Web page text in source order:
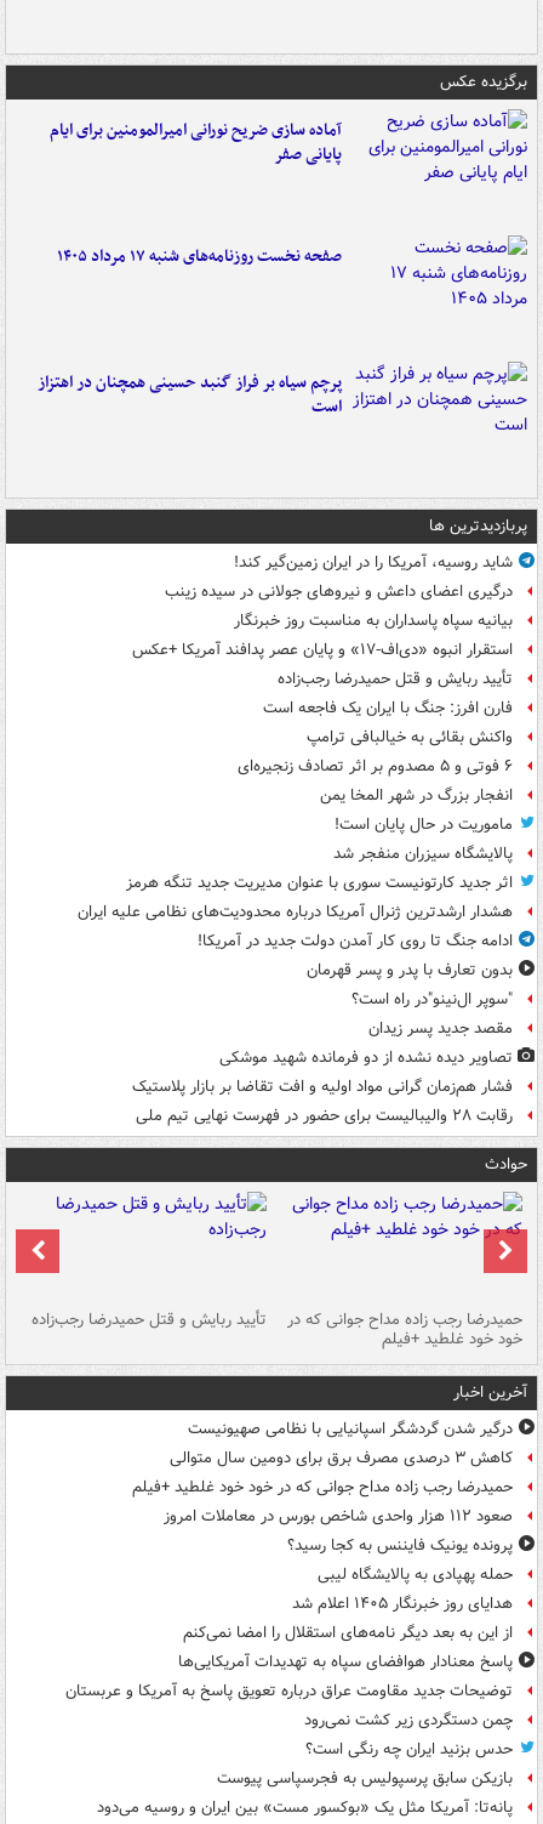
برگزیده عکس
آماده سازی ضریح نورانی امیرالمومنین برای ایام
پایانی صفر
صفحه نخست روزنامه‌های شنبه ۱۷ مرداد ۱۴۰۵
پرچم سیاه بر فراز گنبد حسینی همچنان در اهتزاز
است
پربازدیدترین ها
شاید روسیه، آمریکا را در ایران زمین‌گیر کند!
درگیری اعضای داعش و نیروهای جولانی در سیده زینب
بیانیه سپاه پاسداران به مناسبت روز خبرنگار
استقرار انبوه «دی‌اف‑۱۷» و پایان عصر پدافند آمریکا +عکس
تأیید ربایش و قتل حمیدرضا رجب‌زاده
فارن افرز: جنگ با ایران یک فاجعه است
واکنش بقائی به خیالبافی ترامپ
۶ فوتی و ۵ مصدوم بر اثر تصادف زنجیره‌ای
انفجار بزرگ در شهر المخا یمن
ماموریت در حال پایان است!
پالایشگاه سیزران منفجر شد
اثر جدید کارتونیست سوری با عنوان مدیریت جدید تنگه هرمز
هشدار ارشدترین ژنرال آمریکا درباره محدودیت‌های نظامی علیه ایران
ادامه جنگ تا روی کار آمدن دولت جدید در آمریکا!
بدون تعارف با پدر و پسر قهرمان
"سوپر ال‌نینو"در راه است؟
مقصد جدید پسر زیدان
تصاویر دیده‌ نشده از دو فرمانده شهید موشکی
فشار هم‌زمان گرانی مواد اولیه و افت تقاضا بر بازار پلاستیک
رقابت ۲۸ والیبالیست برای حضور در فهرست نهایی تیم ملی
حوادث
حمیدرضا رجب زاده مداح جوانی که در
خود خود غلطید +فیلم
تأیید ربایش و قتل حمیدرضا رجب‌زاده
آخرین اخبار
درگیر شدن گردشگر اسپانیایی با نظامی صهیونیست
کاهش ۳ درصدی مصرف برق برای دومین سال متوالی
حمیدرضا رجب زاده مداح جوانی که در خود خود غلطید +فیلم
صعود ۱۱۲ هزار واحدی شاخص بورس در معاملات امروز
پرونده یونیک فایننس به کجا رسید؟
حمله پهپادی به پالایشگاه لیبی
هدایای روز خبرنگار ۱۴۰۵ اعلام شد
از این به بعد دیگر نامه‌های استقلال را امضا نمی‌کنم
پاسخ معنادار هوافضای سپاه به تهدیدات آمریکایی‌ها
توضیحات جدید مقاومت عراق درباره تعویق پاسخ به آمریکا و عربستان
چمن دستگردی زیر کشت نمی‌رود
حدس بزنید ایران چه رنگی است؟
بازیکن سابق پرسپولیس به فجرسپاسی پیوست
پانه‌تا: آمریکا مثل یک «بوکسور مست» بین ایران و روسیه می‌دود